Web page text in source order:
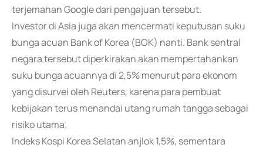
terjemahan Google dari pengajuan tersebut.
Investor di Asia juga akan mencermati keputusan suku
bunga acuan Bank of Korea (BOK) nanti. Bank sentral
negara tersebut diperkirakan akan mempertahankan
suku bunga acuannya di 2,5% menurut para ekonom
yang disurvei oleh Reuters, karena para pembuat
kebijakan terus menandai utang rumah tangga sebagai
risiko utama.
Indeks Kospi Korea Selatan anjlok 1,5%, sementara